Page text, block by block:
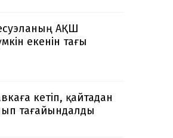
АҚШ
екенін тағы
кетіп, қайтадан
тағайындалды